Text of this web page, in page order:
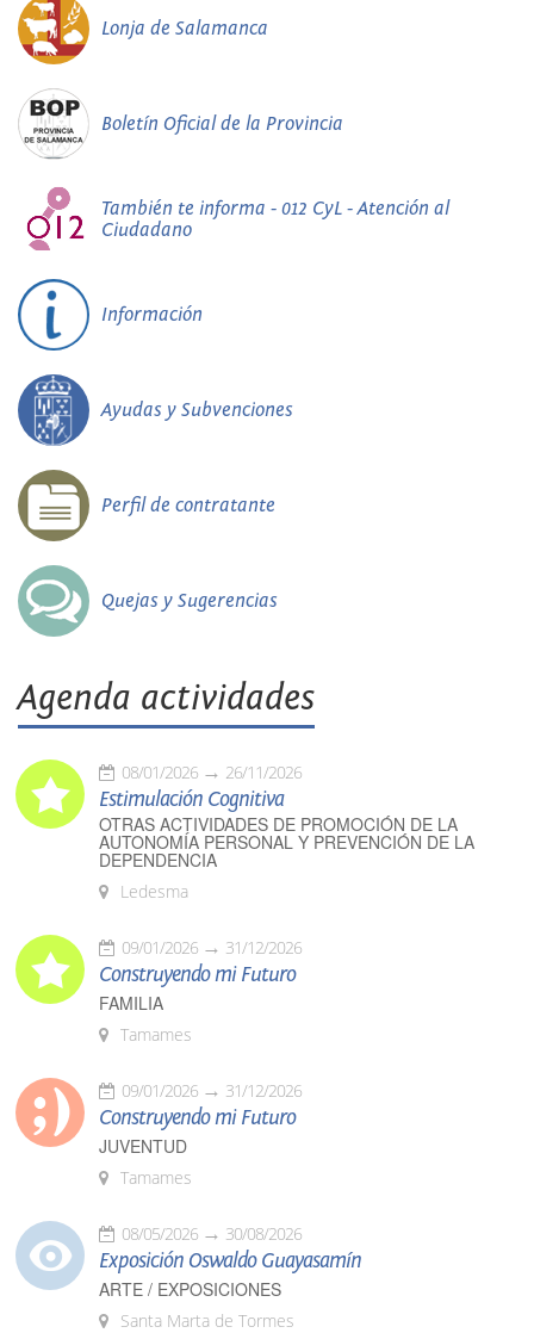
Lonja de Salamanca
Boletín Oficial de la Provincia
También te informa - 012 CyL - Atención al
Ciudadano
Información
Ayudas y Subvenciones
Perfil de contratante
Quejas y Sugerencias
Agenda actividades
08/01/2026 26/11/2026
Estimulación Cognitiva
OTRAS ACTIVIDADES DE PROMOCIÓN DE LA
AUTONOMÍA PERSONAL Y PREVENCIÓN DE LA
DEPENDENCIA
Ledesma
09/01/2026 31/12/2026
Construyendo mi Futuro
FAMILIA
Tamames
09/01/2026 31/12/2026
Construyendo mi Futuro
JUVENTUD
Tamames
08/05/2026 30/08/2026
Exposición Oswaldo Guayasamín
ARTE / EXPOSICIONES
Santa Marta de Tormes